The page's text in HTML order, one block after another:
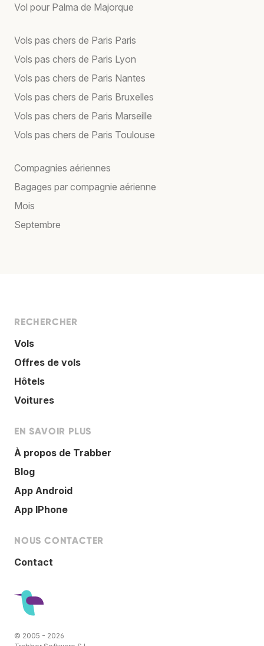
Vol pour Palma de Majorque
Vols pas chers de Paris Paris
Vols pas chers de Paris Lyon
Vols pas chers de Paris Nantes
Vols pas chers de Paris Bruxelles
Vols pas chers de Paris Marseille
Vols pas chers de Paris Toulouse
Compagnies aériennes
Bagages par compagnie aérienne
Mois
Septembre
RECHERCHER
Vols
Offres de vols
Hôtels
Voitures
EN SAVOIR PLUS
À propos de Trabber
Blog
App Android
App IPhone
NOUS CONTACTER
Contact
© 2005 - 2026